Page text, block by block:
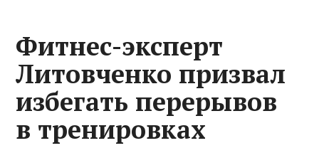
Фитнес-эксперт
Литовченко призвал
избегать перерывов
в тренировках